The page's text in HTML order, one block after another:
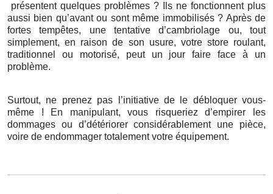
présentent quelques problèmes ? Ils ne fonctionnent plus
aussi bien qu’avant ou sont même immobilisés ? Après de
fortes tempêtes, une tentative d’cambriolage ou, tout
simplement, en raison de son usure, votre store roulant,
traditionnel ou motorisé, peut un jour faire face à un
problème.
Surtout, ne prenez pas l’initiative de le débloquer vous-
même ! En manipulant, vous risqueriez d’empirer les
dommages ou d’détériorer considérablement une pièce,
voire de endommager totalement votre équipement.